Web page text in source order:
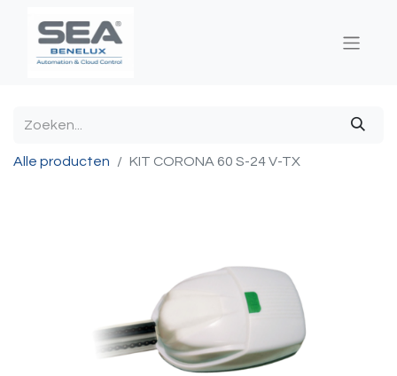
Alle producten KIT CORONA 60 S-24 V-TX